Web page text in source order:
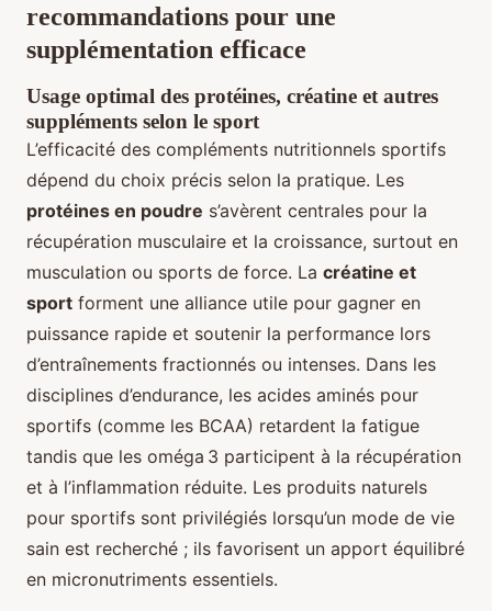
recommandations pour une
supplémentation efficace
Usage optimal des protéines, créatine et autres
suppléments selon le sport
L’efficacité des compléments nutritionnels sportifs
dépend du choix précis selon la pratique. Les
protéines en poudre s’avèrent centrales pour la
récupération musculaire et la croissance, surtout en
musculation ou sports de force. La créatine et
sport forment une alliance utile pour gagner en
puissance rapide et soutenir la performance lors
d’entraînements fractionnés ou intenses. Dans les
disciplines d’endurance, les acides aminés pour
sportifs (comme les BCAA) retardent la fatigue
tandis que les oméga 3 participent à la récupération
et à l’inflammation réduite. Les produits naturels
pour sportifs sont privilégiés lorsqu’un mode de vie
sain est recherché ; ils favorisent un apport équilibré
en micronutriments essentiels.